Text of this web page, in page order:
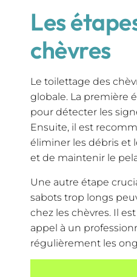
Les
chèvres
Le toilettage des
globale. La première
pour détecter les
Ensuite, il est
éliminer les débris et
et de maintenir le
Une autre étape
sabots trop longs
chez les chèvres. Il
appel à un
régulièrement les